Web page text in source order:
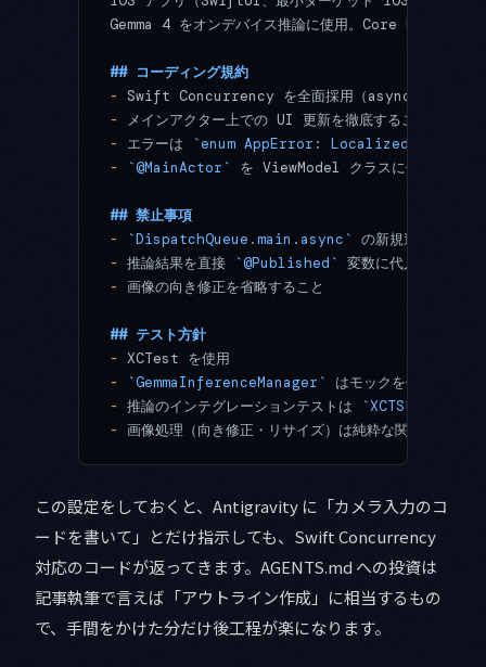
Gemma 4 をオンデバイス推論に使用。Core ML モデル
## コーディング規約
-
Swift Concurrency を全面採用（async/await、
-
メインアクター上での UI 更新を徹底すること
-
エラーは `enum AppError: LocalizedError`
-
`@MainActor` を ViewModel クラスに付与し、
## 禁止事項
-
`DispatchQueue.main.async` の新規追加（
- 推論結果を直接 `@Published` 変数に代入（メイン
- 画像の向き修正を省略すること
## テスト方針
- XCTest を使用
-
`GemmaInferenceManager`
はモックを使ったユニ
- 推論のインテグレーションテストは `XCTSkip`
- 画像処理（向き修正・リサイズ）は純粋な関数テストと
この設定をしておくと、Antigravity に「カメラ入力のコ
ードを書いて」とだけ指示しても、Swift Concurrency
対応のコードが返ってきます。AGENTS.md への投資は
記事執筆で言えば「アウトライン作成」に相当するもの
で、手間をかけた分だけ後工程が楽になります。